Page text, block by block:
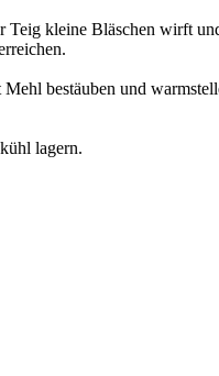
Teig kleine Bläschen wirft
bestäuben und
lagern.